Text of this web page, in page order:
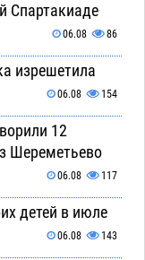
Спартакиаде
06.08 86
изрешетила
06.08 154
12
Шереметьево
06.08 117
детей в июле
06.08 143